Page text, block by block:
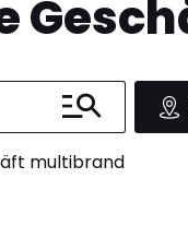
multibrand